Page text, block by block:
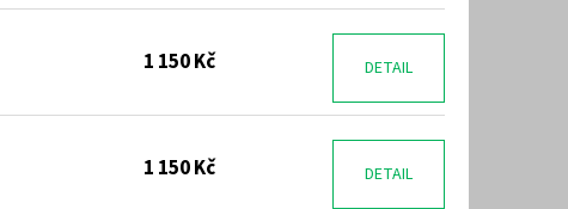
1 150 Kč DETAIL
1 150 Kč DETAIL